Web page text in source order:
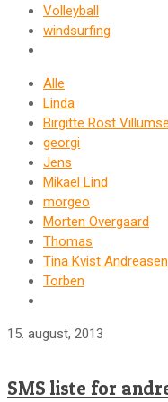
Volleyball
windsurfing
Alle
Linda
Birgitte Rost
georgi
Jens
Mikael Lind
morgeo
Morten Overgaard
Thomas
Tina Kvist Andreasen
Torben
15. august, 2013
SMS liste for